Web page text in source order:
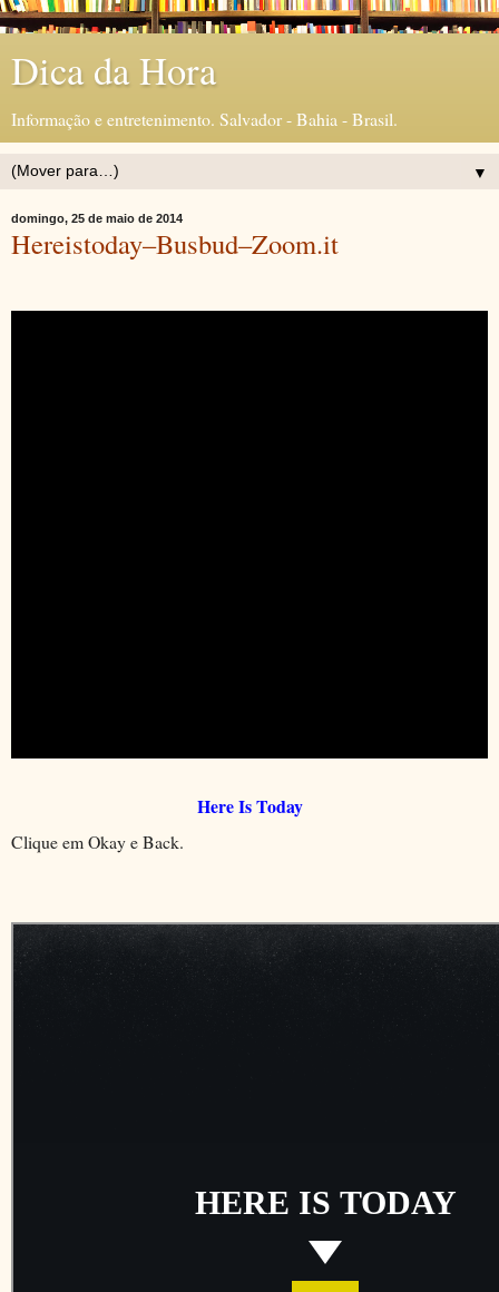
Dica da Hora
Informação e entretenimento. Salvador - Bahia - Brasil.
▼
domingo, 25 de maio de 2014
Hereistoday–Busbud–Zoom.it
Here Is Today
Clique em Okay e Back.